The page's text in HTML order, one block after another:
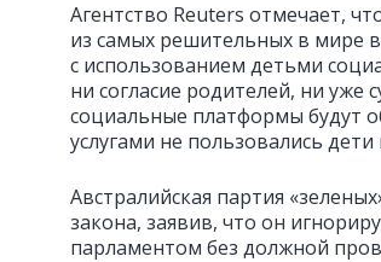
Агентство Reuters отмечает,
из самых решительных в мире
с использованием детьми
ни согласие родителей, ни уже
социальные платформы будут
услугами не пользовались
Австралийская партия
закона, заявив, что он
парламентом без должной